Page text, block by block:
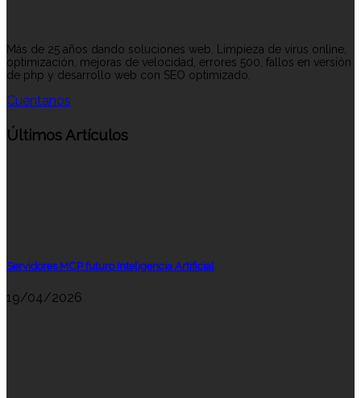
Más de 25 años dando soluciones web. Limpieza de virus online,
optimización, mejoras de velocidad, errores 500, fallos en versión
de php y desarrollo web con SEO optimizado.
Cuéntanos
Últimos Artículos
Servidores MCP futuro Inteligencia Artificial
19/04/2026